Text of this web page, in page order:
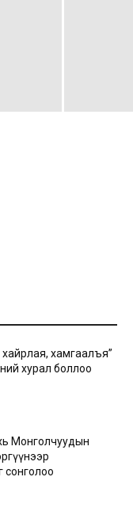
хайрлая, хамгаалъя”
хурал боллоо
Монголчуудын
сонголоо